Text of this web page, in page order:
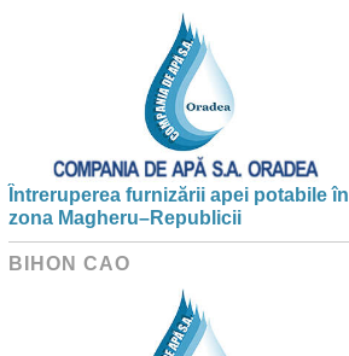
Întreruperea furnizării apei potabile în
zona Magheru–Republicii
BIHON CAO